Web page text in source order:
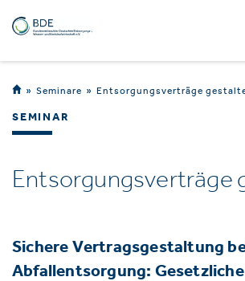
Seminare Entsorgungsverträge
SEMINAR
Entsorgungsverträge
Sichere Vertragsgestaltung
Abfallentsorgung: